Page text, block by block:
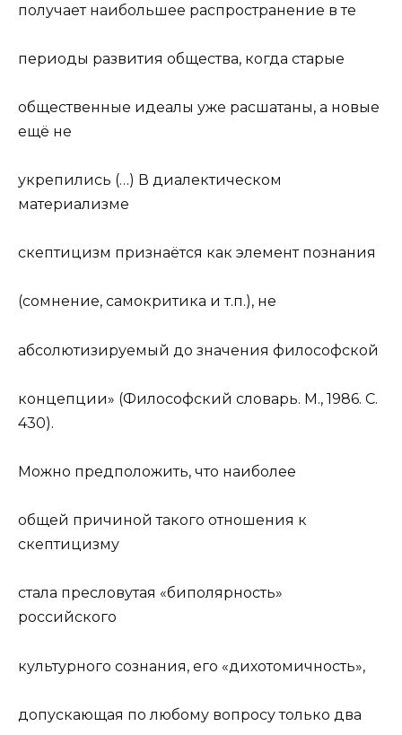
получает наибольшее распространение в те
периоды развития общества, когда старые
общественные идеалы уже расшатаны, а новые
ещё не
укрепились (…) В диалектическом
материализме
скептицизм признаётся как элемент познания
(сомнение, самокритика и т.п.), не
абсолютизируемый до значения философской
концепции» (Философский словарь. М., 1986. С.
430).
Можно предположить, что наиболее
общей причиной такого отношения к
скептицизму
стала пресловутая «биполярность»
российского
культурного сознания, его «дихотомичность»,
допускающая по любому вопросу только два